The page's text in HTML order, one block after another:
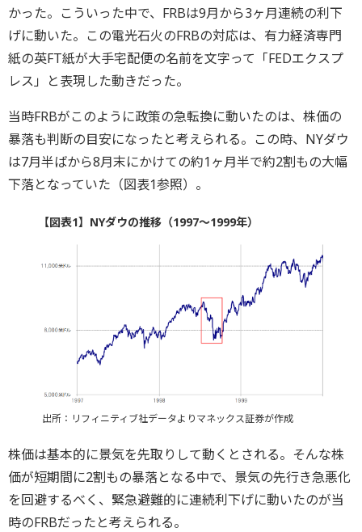
かった。こういった中で、FRBは9月から3ヶ月連続の利下
げに動いた。この電光石火のFRBの対応は、有力経済専門
紙の英FT紙が大手宅配便の名前を文字って「FEDエクスプ
レス」と表現した動きだった。
当時FRBがこのように政策の急転換に動いたのは、株価の
暴落も判断の目安になったと考えられる。この時、NYダウ
は7月半ばから8月末にかけての約1ヶ月半で約2割もの大幅
下落となっていた（図表1参照）。
【図表1】NYダウの推移（1997～1999年）
出所：リフィニティブ社データよりマネックス証券が作成
株価は基本的に景気を先取りして動くとされる。そんな株
価が短期間に2割もの暴落となる中で、景気の先行き急悪化
を回避するべく、緊急避難的に連続利下げに動いたのが当
時のFRBだったと考えられる。